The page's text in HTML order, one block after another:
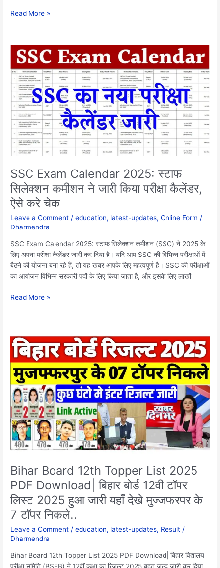
एवं
Read More »
SSC Exam Calendar 2025: स्टाफ
सिलेक्शन कमीशन ने जारी किया परीक्षा कैलेंडर,
ऐसे करे चेक
Leave a Comment /education, latest-updates,Online Form /
Dharmendra
SSC Exam Calendar 2025: स्टाफ सिलेक्शन कमीशन (SSC) ने 2025 के
लिए अपना परीक्षा कैलेंडर जारी कर दिया है। यदि आप SSC की विभिन्न परीक्षाओं में
बैठने की योजना बना रहे हैं, तो यह खबर आपके लिए महत्वपूर्ण है। SSC की परीक्षाओं
का आयोजन विभिन्न सरकारी पदों के लिए किया जाता है, और इसके लिए लाखों
SSC
Exam
Calendar
2025:
स्टाफ
सिलेक्शन
कमीशन
ने
जारी
किया
परीक्षा
कैलेंडर,
ऐसे
करे
चेक
Read More »
Bihar Board 12th Topper List 2025
PDF Download| बिहार बोर्ड 12वी टॉपर
लिस्ट 2025 हुआ जारी यहाँ देखे मुज्जफरपर के
7 टॉपर निकले..
Leave a Comment /education, latest-updates, Result /
Dharmendra
Bihar Board 12th Topper List 2025 PDF Download| बिहार विद्यालय
परीक्षा समिति (BSEB) ने 12वीं कक्षा का रिजल्ट 2025 बहुत जल्द जारी कर दिया
Board
12th
Topper
List
2025
PDF
Download|
बिहार
बोर्ड
12वी
2025
हुआ
जारी
यहाँ
देखे
मुज्जफरपर
के